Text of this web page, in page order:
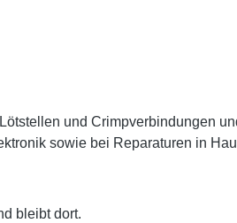
und Crimpverbindungen
sowie bei Reparaturen in
bleibt dort.